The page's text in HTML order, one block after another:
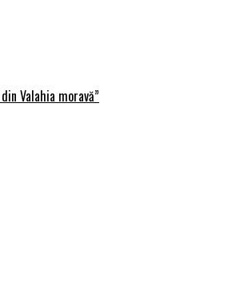
Valahia moravă”